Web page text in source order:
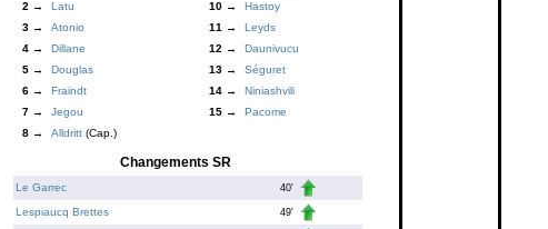
2 →
Latu 10 →
Hastoy
3 →
Atonio 11 →
Leyds
4 →
Dillane 12 →
Daunivucu
5 →
Douglas 13 →
Séguret
6 →
Fraindt 14 →
Niniashvili
7 →
Jegou 15 →
Pacome
8 →
Alldritt (Cap.)
Changements SR
Le Garrec 40'
Lespiaucq Brettes 49'